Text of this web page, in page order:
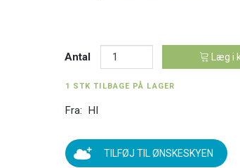
Antal Læg i
1 STK TILBAGE PÅ LAGER
Fra: HI
TILFØJ TIL ØNSKESKYEN